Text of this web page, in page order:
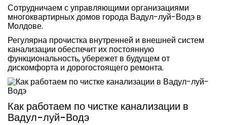
Сотрудничаем с управляющими организациями
многоквартирных домов города Вадул-луй-Водэ в
Молдове.
Регулярна прочистка внутренней и внешней систем
канализации обеспечит их постоянную
функциональность, убережет в будущем от
дискомфорта и дорогостоящего ремонта.
Как работаем по чистке канализации в
Вадул-луй-Водэ